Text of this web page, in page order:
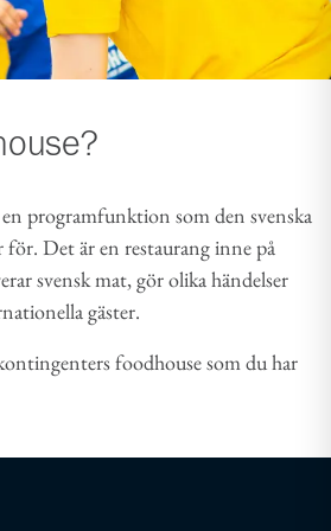
en programfunktion som den svenska
Det är en restaurang inne på
svensk mat, gör olika händelser
gäster.
foodhouse som du har